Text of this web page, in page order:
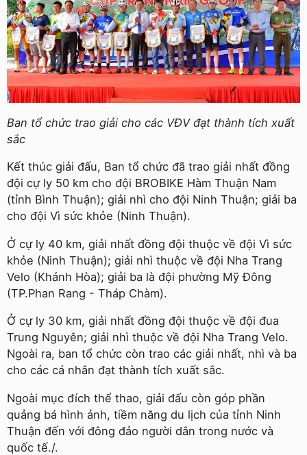
Ban tổ chức trao giải cho các VĐV đạt thành tích xuất
sắc
Kết thúc giải đấu, Ban tổ chức đã trao giải nhất đồng
đội cự ly 50 km cho đội BROBIKE Hàm Thuận Nam
(tỉnh Bình Thuận); giải nhì cho đội Ninh Thuận; giải ba
cho đội Vì sức khỏe (Ninh Thuận).
Ở cự ly 40 km, giải nhất đồng đội thuộc về đội Vì sức
khỏe (Ninh Thuận); giải nhì thuộc về đội Nha Trang
Velo (Khánh Hòa); giải ba là đội phường Mỹ Đông
(TP.Phan Rang - Tháp Chàm).
Ở cự ly 30 km, giải nhất đồng đội thuộc về đội đua
Trung Nguyên; giải nhì thuộc về đội Nha Trang Velo.
Ngoài ra, ban tổ chức còn trao các giải nhất, nhì và ba
cho các cá nhân đạt thành tích xuất sắc.
Ngoài mục đích thể thao, giải đấu còn góp phần
quảng bá hình ảnh, tiềm năng du lịch của tỉnh Ninh
Thuận đến với đông đảo người dân trong nước và
quốc tế./.